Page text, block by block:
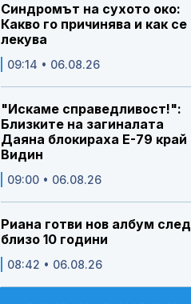
Синдромът на сухото око:
Какво го причинява и как се
лекува
09:14 • 06.08.26
"Искаме справедливост!":
Близките на загиналата
Даяна блокираха Е-79 край
Видин
09:00 • 06.08.26
Риана готви нов албум след
близо 10 години
08:42 • 06.08.26